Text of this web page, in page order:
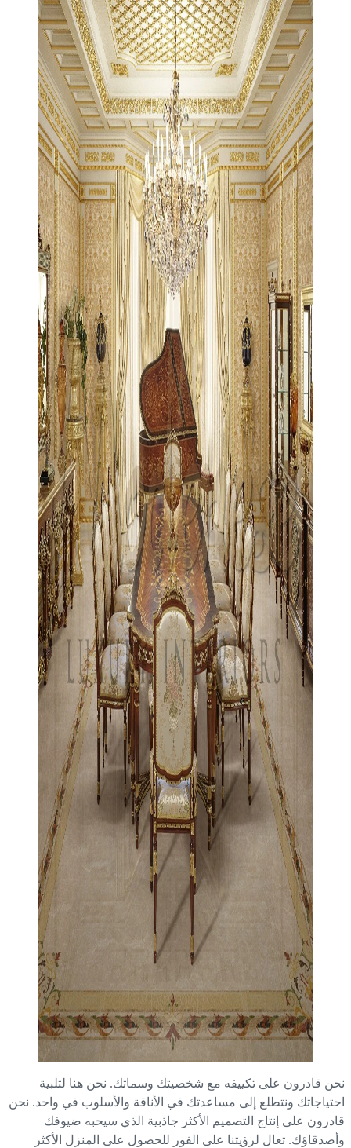
قادرون على تكييفه مع شخصيتك وسماتك. نحن هنا لتلبية
ونتطلع إلى مساعدتك في الأناقة والأسلوب في واحد. نحن
على إنتاج التصميم الأكثر جاذبية الذي سيحبه ضيوفك
تعال لرؤيتنا على الفور للحصول على المنزل الأكثر